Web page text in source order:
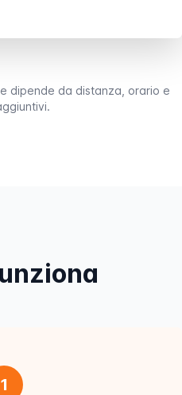
dipende da distanza, orario e
1